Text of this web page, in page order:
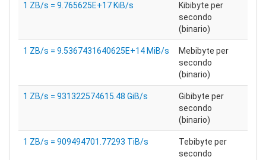
1 ZB/s = 9.765625E+17 KiB/s
Kibibyte per
secondo
(binario)
1 ZB/s = 9.5367431640625E+14 MiB/s
Mebibyte per
secondo
(binario)
1 ZB/s = 931322574615.48 GiB/s
Gibibyte per
secondo
(binario)
1 ZB/s = 909494701.77293 TiB/s
Tebibyte per
secondo